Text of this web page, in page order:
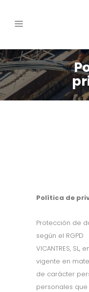
Política de
Protección de
según el RGPD
VICANTRES,
vigente en
de carácter
personales